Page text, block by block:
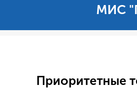
МИС
Приоритетные